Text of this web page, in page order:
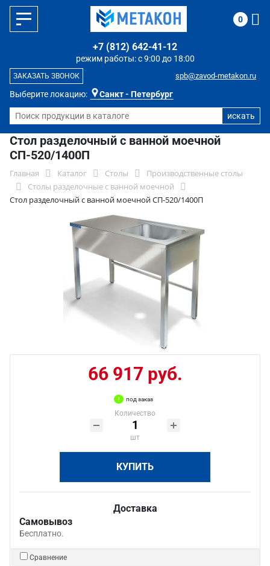
Выберите локацию: Санкт - Петербург
режим работы: с 9:00 до 18:00
+7 (812) 642-41-12
spb@zavod-metakon.ru
ЗАКАЗАТЬ ЗВОНОК
0
Стол разделочный с ванной моечной
СП-520/1400П
Главная Каталог Столы
Производственные столы
Столы разделочные с ванной моечной
Стол разделочный с ванной моечной СП-520/1400П
66 917 руб.
под заказ
Количество
шт
КУПИТЬ
Доставка
Самовывоз
Бесплатно.
Сравнение